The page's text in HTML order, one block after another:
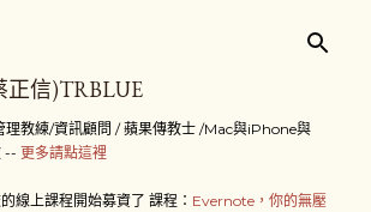
正信)TRBLUE
理教練/資訊顧問 / 蘋果傳教士 /Mac與iPhone與
-- 更多請點這裡
線上課程開始募資了 課程： Evernote，你的無壓